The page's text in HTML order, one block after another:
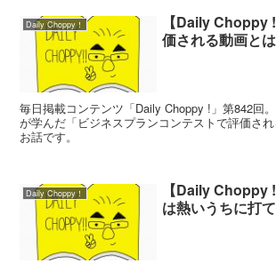
Daily Choppy！
【Daily Choppy
価される動画と
毎日掲載コンテンツ「Daily Choppy !」第842回
が学んだ「ビジネスプランコンテストで評価さ
お話です。
Daily Choppy！
【Daily Choppy
は熱いうちに打て